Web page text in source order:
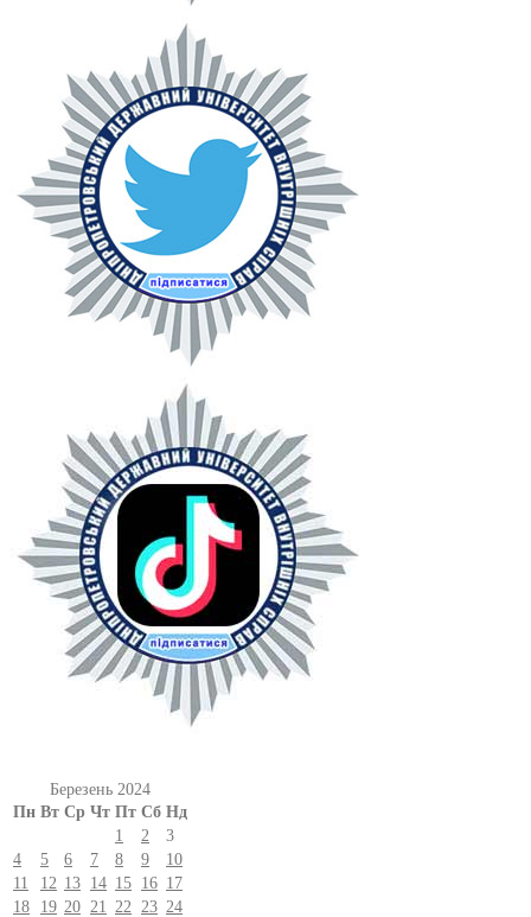
Березень 2024
Пн Вт Ср Чт Пт Сб Нд
1
2
3
4
5 6 7 8 9
10
11
12 13 14 15 16 17
18
19 20 21 22 23 24